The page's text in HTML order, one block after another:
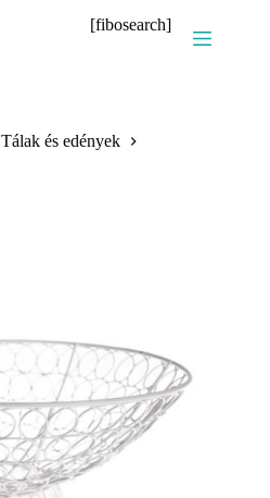
[fibosearch]
Tálak és edények